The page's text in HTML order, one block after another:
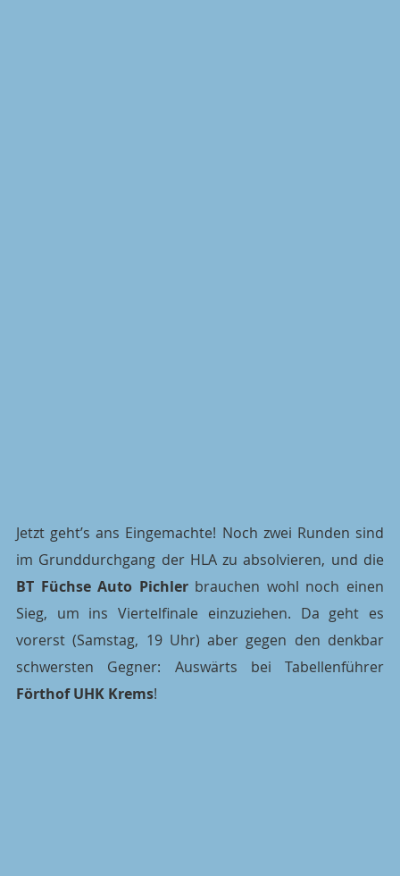
Jetzt geht’s ans Eingemachte! Noch zwei Runden sind
BT Füchse Auto Pichler brauchen wohl noch einen
Sieg, um ins Viertelfinale einzuziehen. Da geht es
vorerst (Samstag, 19 Uhr) aber gegen den denkbar
Förthof UHK Krems!